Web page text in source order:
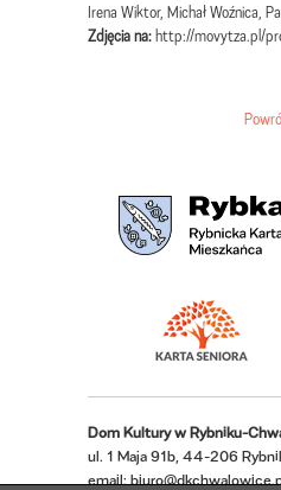
Irena Wiktor, Michał Woźnica,
Zdjęcia na:http://movytza.pl/
Dom Kultury w Rybniku-
ul. 1 Maja 91b, 44-206
email: